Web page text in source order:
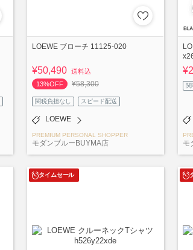
LOEWE ブローチ 11125-020
¥50,490 送料込
13%OFF
¥58,300
関税負担なし スピード配送
LOEWE
PREMIUM PERSONAL SHOPPER
モダンブルーBUYMA店 モ
タイムセール